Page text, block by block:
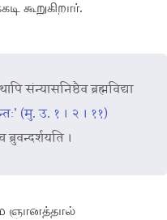
संन्यासनिष्ठैव ब्रह्मविद्या
(मु. उ. १ । २ । ११)
।
ஞானத்தால்